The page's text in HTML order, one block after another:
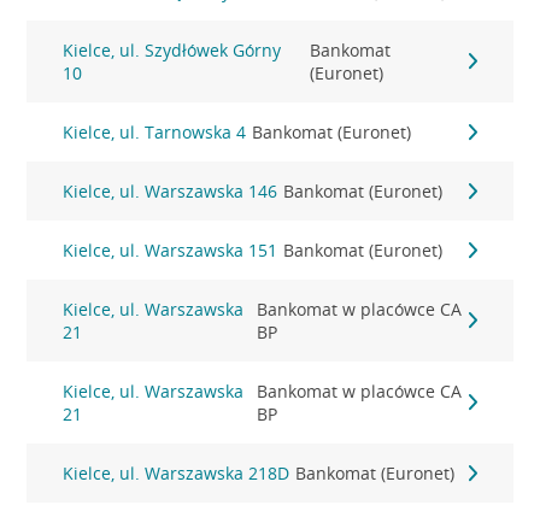
Kielce, ul. Szydłówek Górny
10
Bankomat
(Euronet)
Kielce, ul. Tarnowska 4 Bankomat (Euronet)
Kielce, ul. Warszawska 146 Bankomat (Euronet)
Kielce, ul. Warszawska 151 Bankomat (Euronet)
Kielce, ul. Warszawska
21
Bankomat w placówce CA
BP
Kielce, ul. Warszawska
21
Bankomat w placówce CA
BP
Kielce, ul. Warszawska 218D Bankomat (Euronet)